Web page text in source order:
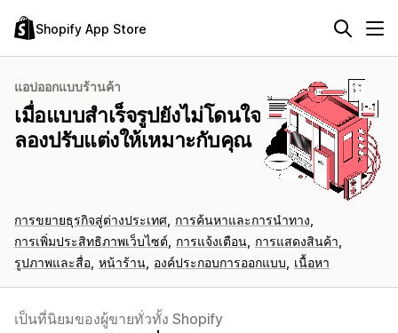
Shopify App Store
แอปออกแบบร้านค้า
เมื่อแบบสำเร็จรูปยังไม่โดนใจ
ลองปรับแต่งให้เหมาะกับคุณ
การขยายธุรกิจสู่ต่างประเทศ การค้นหาและการนำทาง
การเพิ่มประสิทธิภาพเว็บไซต์
การแจ้งเตือน การแสดงสินค้า
รูปภาพและสื่อ หน้าร้าน องค์ประกอบการออกแบบ เนื้อหา
เป็นที่นิยมของผู้ขายทั่วทั้ง Shopify